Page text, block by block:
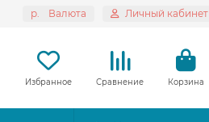
р. Валюта Личный кабинет
Избранное Сравнение Корзина